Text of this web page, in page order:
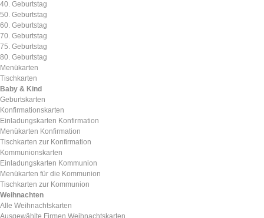
40. Geburtstag
50. Geburtstag
60. Geburtstag
70. Geburtstag
75. Geburtstag
80. Geburtstag
Menükarten
Tischkarten
Baby & Kind
Geburtskarten
Konfirmationskarten
Einladungskarten Konfirmation
Menükarten Konfirmation
Tischkarten zur Konfirmation
Kommunionskarten
Einladungskarten Kommunion
Menükarten für die Kommunion
Tischkarten zur Kommunion
Weihnachten
Alle Weihnachtskarten
Ausgewählte Firmen Weihnachtskarten